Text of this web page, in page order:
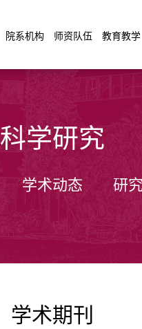
院系机构 师资队伍 教育教学
科学研究
学术动态 研
学术期刊